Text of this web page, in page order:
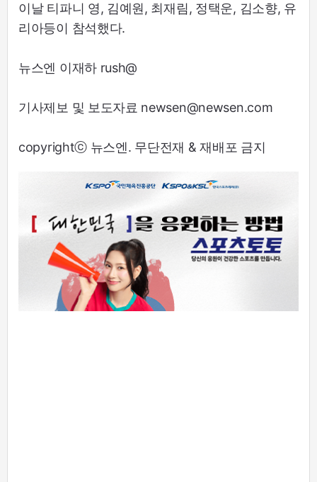
이날 티파니 영, 김예원, 최재림, 정택운, 김소향, 유
리아등이 참석했다.
뉴스엔 이재하 rush@
기사제보 및 보도자료 newsen@newsen.com
copyrightⓒ 뉴스엔. 무단전재 & 재배포 금지